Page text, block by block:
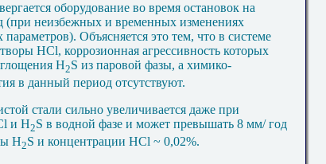
оборудование во время остановок на
(при неизбежных и временных изменениях
Объясняется это тем, что в системе
HCl, коррозионная агрессивность которых
Н2S из паровой фазы, а химико-
в данный период отсутствуют.
стали сильно увеличивается даже при
и Н2S в водной фазе и может превышать 8 мм/ год
Н2S и концентрации НСl ~ 0,02%.